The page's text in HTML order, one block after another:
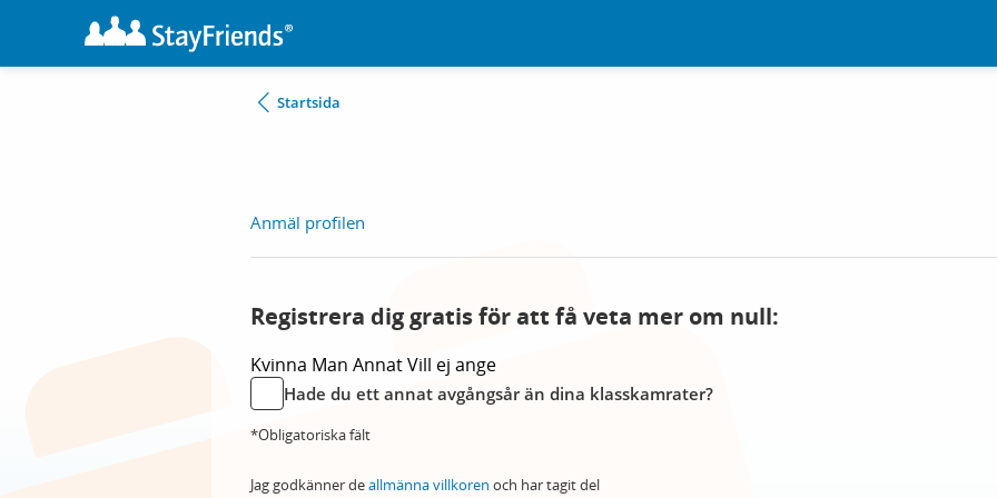
Startsida
Anmäl profilen
Registrera dig gratis för att få veta mer om null:
Kvinna Man AnnatVill ej ange
Hade du ett annat avgångsår än dina klasskamrater?
*Obligatoriska fält
Jag godkänner deallmänna villkoren och har tagit del